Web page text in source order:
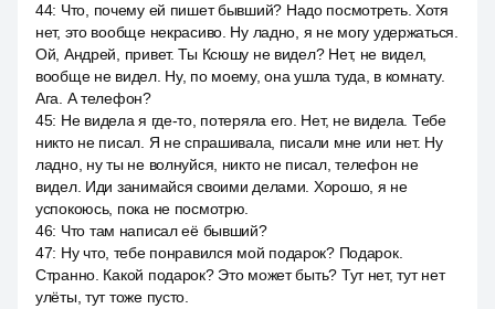
44: Что, почему ей пишет бывший? Надо посмотреть. Хотя
нет, это вообще некрасиво. Ну ладно, я не могу удержаться.
Ой, Андрей, привет. Ты Ксюшу не видел? Нет, не видел,
вообще не видел. Ну, по моему, она ушла туда, в комнату.
Ага. А телефон?
45: Не видела я где-то, потеряла его. Нет, не видела. Тебе
никто не писал. Я не спрашивала, писали мне или нет. Ну
ладно, ну ты не волнуйся, никто не писал, телефон не
видел. Иди занимайся своими делами. Хорошо, я не
успокоюсь, пока не посмотрю.
46: Что там написал её бывший?
47: Ну что, тебе понравился мой подарок? Подарок.
Странно. Какой подарок? Это может быть? Тут нет, тут нет
улёты, тут тоже пусто.